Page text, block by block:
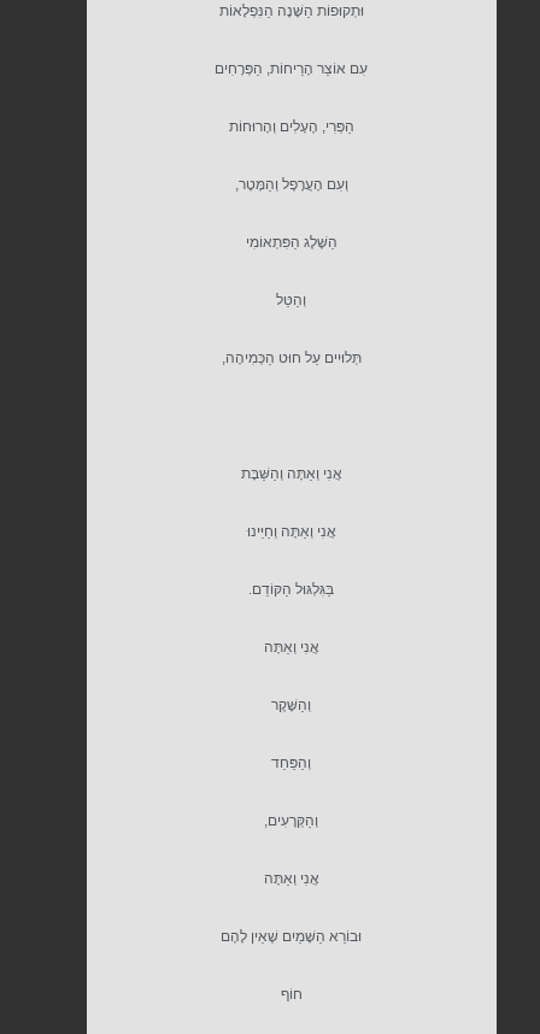
וּתְקוּפוֹת הַשָּׁנָה הַנִּפְלָאוֹת
עִם אוֹצַר הָרֵיחוֹת, הַפְּרָחִים
הַפְּרִי, הֶעָלִים וְהָרוּחוֹת
וְעִם הָעֲרָפֶל וְהַמָּטָר,
הַשֶּׁלֶג הַפִּתְאוֹמִי
וְהַטַּל
תְּלוּיִים עַל חוּט הַכְּמִיהָה,
אֲנִי וְאַתָּה וְהַשַּׁבָּת
אֲנִי וְאַתָּה וְחַיֵּינוּ
בַּגִּלְגּוּל הַקּוֹדֵם.
אֲנִי וְאַתָּה
וְהַשֶּׁקֶר
וְהַפַּחַד
וְהַקְּרָעִים,
אֲנִי וְאַתָּה
וּבוֹרֵא הַשָּׁמַיִם שֶׁאֵין לָהֶם
חוֹף